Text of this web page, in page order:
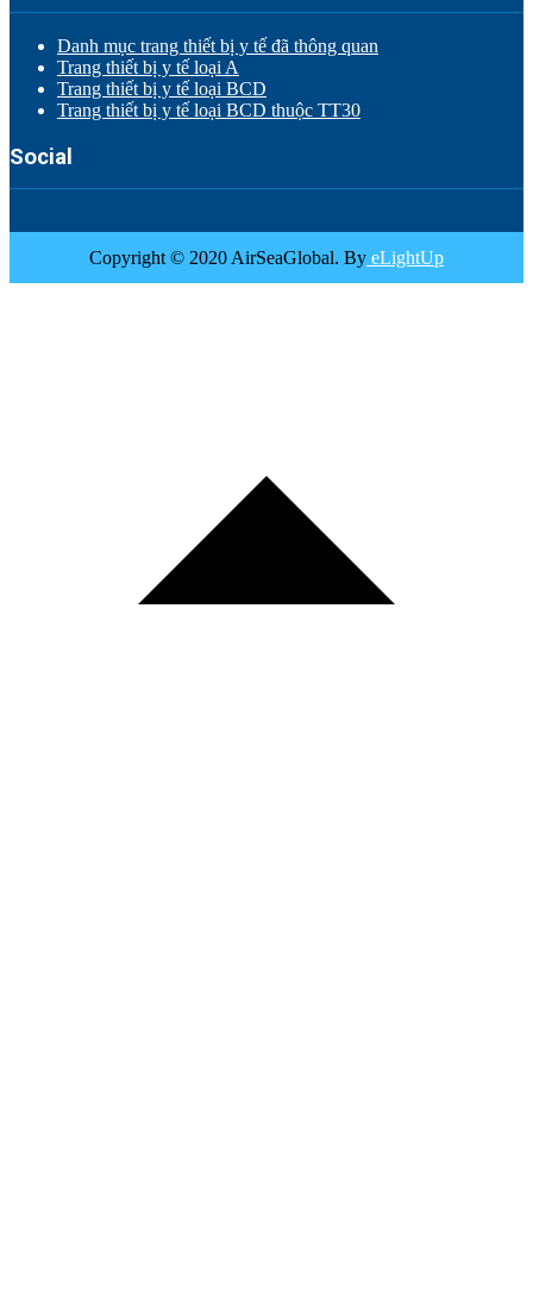
Danh mục trang thiết bị y tế đã thông quan
Trang thiết bị y tế loại A
Trang thiết bị y tế loại BCD
Trang thiết bị y tế loại BCD thuộc TT30
Social
Copyright © 2020 AirSeaGlobal. By eLightUp